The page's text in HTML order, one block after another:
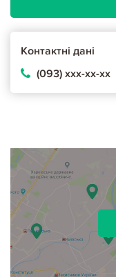
Контактні дані
(093) ххх-хх-хх